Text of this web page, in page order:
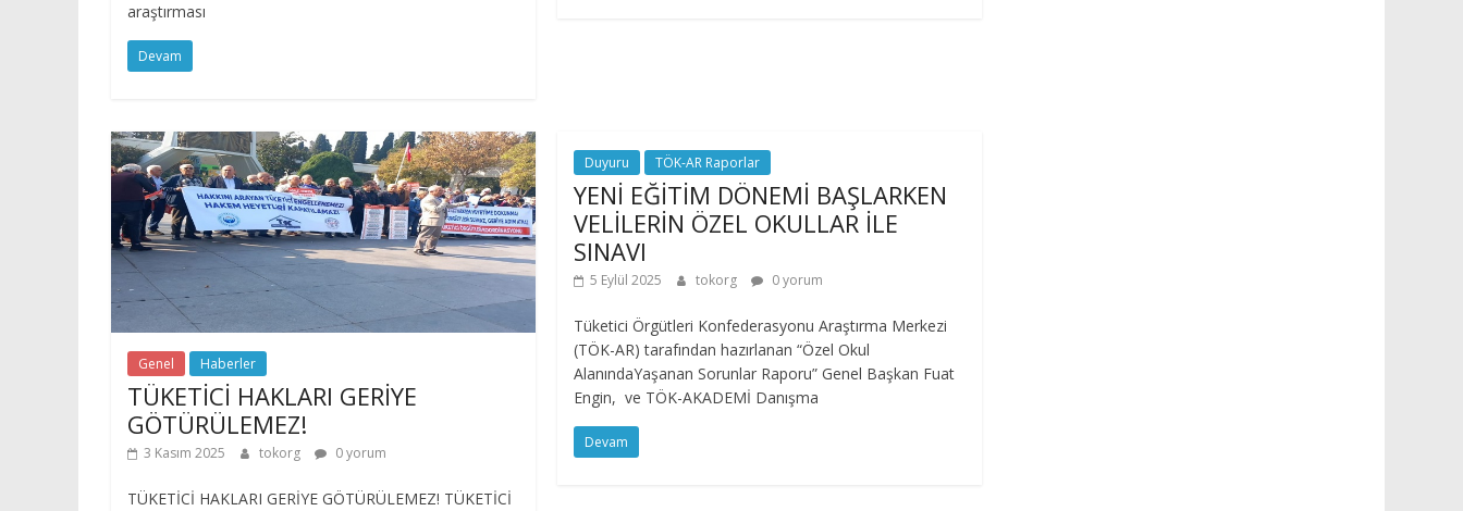
araştırması
Devam
Genel Haberler
TÜKETİCİ HAKLARI GERİYE
GÖTÜRÜLEMEZ!
3 Kasım 2025 tokorg 0 yorum
TÜKETİCİ HAKLARI GERİYE GÖTÜRÜLEMEZ! TÜKETİCİ
Duyuru TÖK-AR Raporlar
YENİ EĞİTİM DÖNEMİ BAŞLARKEN
VELİLERİN ÖZEL OKULLAR İLE
SINAVI
5 Eylül 2025 tokorg 0 yorum
Tüketici Örgütleri Konfederasyonu Araştırma Merkezi
(TÖK-AR) tarafından hazırlanan “Özel Okul
AlanındaYaşanan Sorunlar Raporu” Genel Başkan Fuat
Engin, ve TÖK-AKADEMİ Danışma
Devam